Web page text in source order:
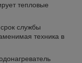
тепловые
службы
техника в